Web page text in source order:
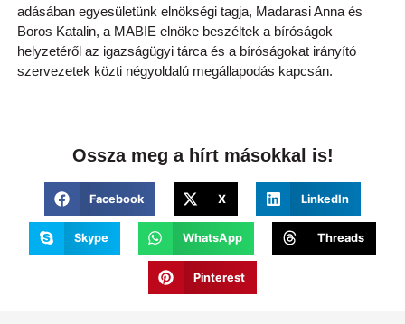
adásában egyesületünk elnökségi tagja, Madarasi Anna és
Boros Katalin, a MABIE elnöke beszéltek a bíróságok
helyzetéről az igazságügyi tárca és a bíróságokat irányító
szervezetek közti négyoldalú megállapodás kapcsán.
Ossza meg a hírt másokkal is!
Facebook X LinkedIn
Skype WhatsApp Threads
Pinterest